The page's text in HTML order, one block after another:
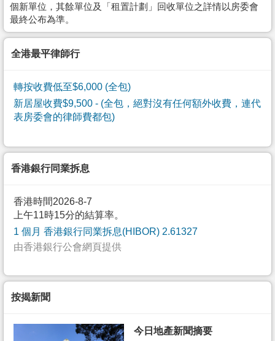
個新單位，其餘單位及「租置計劃」回收單位之詳情以房委會
最終公布為準。
全港最平律師行
轉按收費低至$6,000 (全包)
新居屋收費$9,500 - (全包，絕對沒有任何額外收費，連代
表房委會的律師費都包)
香港銀行同業拆息
香港時間2026-8-7
上午11時15分的結算率。
1 個月 香港銀行同業拆息(HIBOR) 2.61327
由香港銀行公會網頁提供
按揭新聞
今日地產新聞摘要